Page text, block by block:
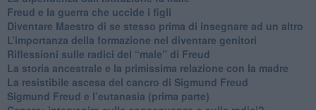
​Freud e la guerra che uccide i figli
​Diventare Maestro di se stesso prima di insegnare ad un altro
L’importanza della formazione nel diventare genitori
Riflessioni sulle radici del “male” di Freud
​La storia ancestrale e la primissima relazione con la madre
​La resistibile ascesa del cancro di Sigmund Freud
Sigmund Freud e l’eutanasia (prima parte)